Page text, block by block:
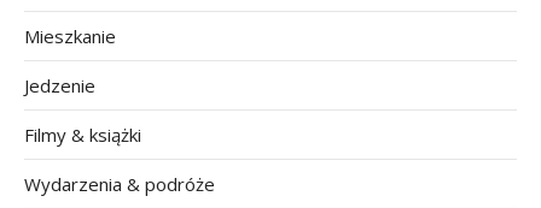
Mieszkanie
Jedzenie
Filmy & książki
Wydarzenia & podróże